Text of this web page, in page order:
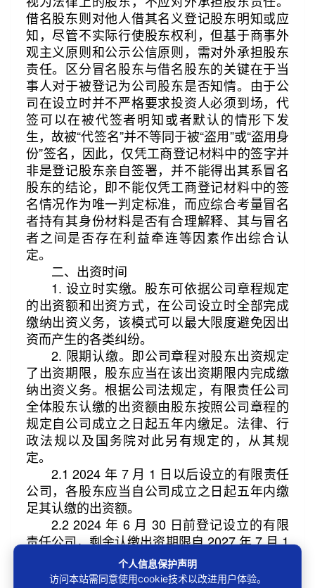
借名股东则对他人借其名义登记股东明知或应
知，尽管不实际行使股东权利，但基于商事外
观主义原则和公示公信原则，需对外承担股东
责任。区分冒名股东与借名股东的关键在于当
事人对于被登记为公司股东是否知情。由于公
司在设立时并不严格要求投资人必须到场，代
签可以在被代签者明知或者默认的情形下发
生，故被“代签名”并不等同于被“盗用”或“盗用身
份”签名，因此，仅凭工商登记材料中的签字并
非是登记股东亲自签署，并不能得出其系冒名
股东的结论，即不能仅凭工商登记材料中的签
名情况作为唯一判定标准，而应综合考量冒名
者持有其身份材料是否有合理解释、其与冒名
者之间是否存在利益牵连等因素作出综合认
定。
二、出资时间
1. 设立时实缴。股东可依据公司章程规定
的出资额和出资方式，在公司设立时全部完成
缴纳出资义务，该模式可以最大限度避免因出
资而产生的各类纠纷。
2. 限期认缴。即公司章程对股东出资规定
了出资期限，股东应当在该出资期限内完成缴
纳出资义务。根据公司法规定，有限责任公司
全体股东认缴的出资额由股东按照公司章程的
规定自公司成立之日起五年内缴足。法律、行
政法规以及国务院对此另有规定的，从其规
定。
2.1 2024 年 7 月 1 日以后设立的有限责任
公司，各股东应当自公司成立之日起五年内缴
足其认缴的出资额。
2.2 2024 年 6 月 30 日前登记设立的有限
责任公司，剩余认缴出资期限自 2027 年 7 月 1
日起不超过 5 年的，仍按照原认缴出资期限出
资。
个人信息保护声明
访问本站需同意使用cookie技术以改进用户体验。